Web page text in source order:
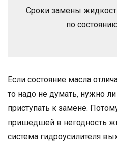
Сроки замены
по
Если состояние масла
то надо не думать, нужно
приступать к замене.
пришедшей в негодность
система гидроусилителя